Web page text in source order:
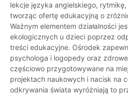
lekcje języka angielskiego,
tworząc ofertę edukacyjną o
Ważnym elementem działalności
ekologicznych u dzieci poprzez
treści edukacyjne. Ośrodek
psychologa i logopedy oraz
częściowo przygotowywane na
projektach naukowych i nacisk na
odkrywania świata wyróżniają to